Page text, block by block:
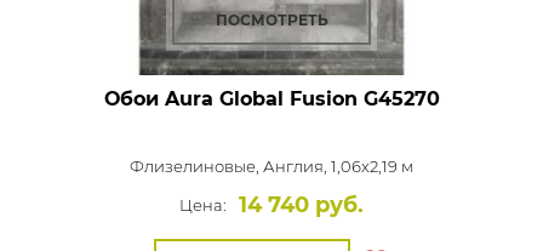
ПОСМОТРЕТЬ
Обои Aura Global Fusion G45270
Флизелиновые, Англия, 1,06x2,19 м
Цена:
14 740 руб.